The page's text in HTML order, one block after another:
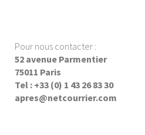
Pour nous contacter :
52 avenue Parmentier
75011 Paris
Tel : +33 (0) 1 43 26 83 30
apres@netcourrier.com